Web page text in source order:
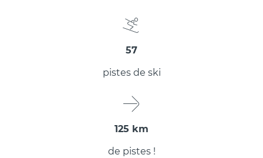
57
pistes de ski
125 km
de pistes !